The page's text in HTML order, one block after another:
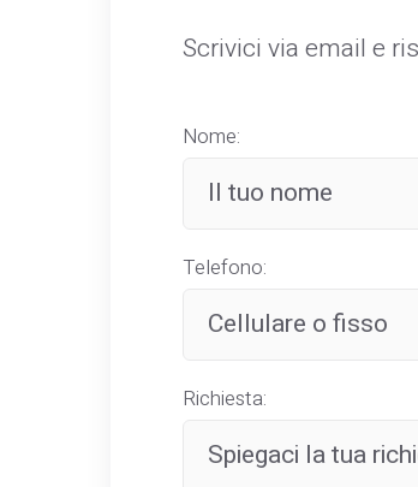
Scrivici via email e
Nome:
Telefono:
Richiesta: